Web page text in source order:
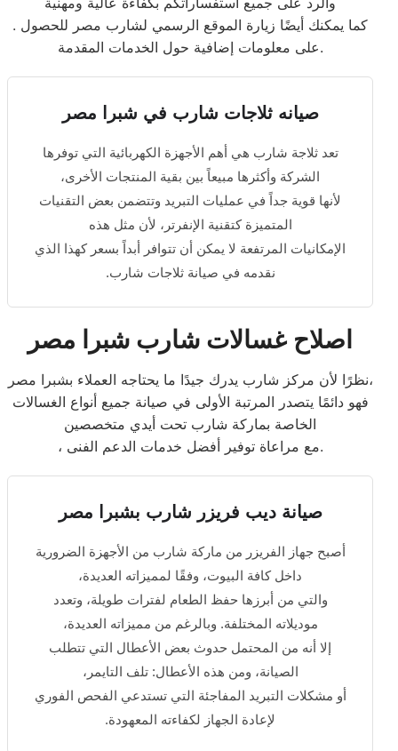
. كما يمكنك أيضًا زيارة الموقع الرسمي لشارب مصر للحصول
على معلومات إضافية حول الخدمات المقدمة.
صيانه ثلاجات شارب في شبرا مصر
تعد ثلاجة شارب هي أهم الأجهزة الكهربائية التي توفرها
الشركة وأكثرها مبيعاً بين بقية المنتجات الأخرى،
لأنها قوية جداً في عمليات التبريد وتتضمن بعض التقنيات
المتميزة كتقنية الإنفرتر، لأن مثل هذه
الإمكانيات المرتفعة لا يمكن أن تتوافر أبداً بسعر كهذا الذي
نقدمه في صيانة ثلاجات شارب.
اصلاح غسالات شارب شبرا مصر
نظرًا لأن مركز شارب يدرك جيدًا ما يحتاجه العملاء بشبرا مصر،
فهو دائمًا يتصدر المرتبة الأولى في صيانة جميع أنواع الغسالات
الخاصة بماركة شارب تحت أيدي متخصصين
، مع مراعاة توفير أفضل خدمات الدعم الفنى.
صيانة ديب فريزر شارب بشبرا مصر
أصبح جهاز الفريزر من ماركة شارب من الأجهزة الضرورية
داخل كافة البيوت، وفقًا لمميزاته العديدة،
والتي من أبرزها حفظ الطعام لفترات طويلة، وتعدد
موديلاته المختلفة. وبالرغم من مميزاته العديدة،
إلا أنه من المحتمل حدوث بعض الأعطال التي تتطلب
الصيانة، ومن هذه الأعطال: تلف التايمر،
أو مشكلات التبريد المفاجئة التي تستدعي الفحص الفوري
لإعادة الجهاز لكفاءته المعهودة.